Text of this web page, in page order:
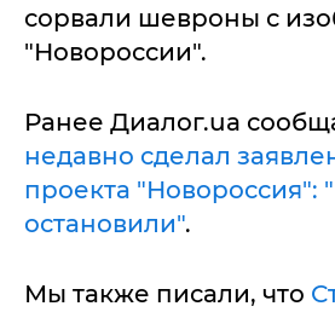
сорвали шевроны с
"Новороссии".
Ранее Диалог.ua
недавно сделал
проекта "Новороссия":
остановили".
Мы также писали, что